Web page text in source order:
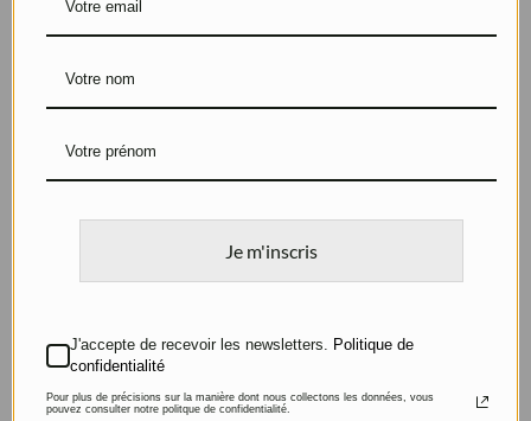
PRODUITS SIMILAIRES
Argent et Nacre blanche
verte
Je m'inscris
J'accepte de recevoir les newsletters. Politique de
confidentialité
Pour plus de précisions sur la manière dont nous collectons les données, vous
pouvez consulter notre politque de confidentialité.